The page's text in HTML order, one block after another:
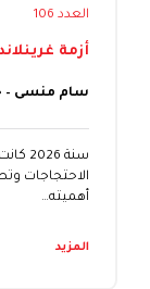
العدد 106
أزمة
سام منسى –
سنة
الاحتجاجات
أهميته…
المزيد